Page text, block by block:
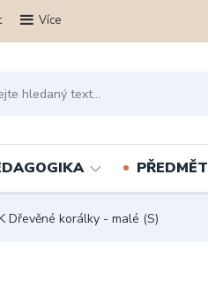
Více
PŘEDMĚT
Dřevěné korálky - malé (S)